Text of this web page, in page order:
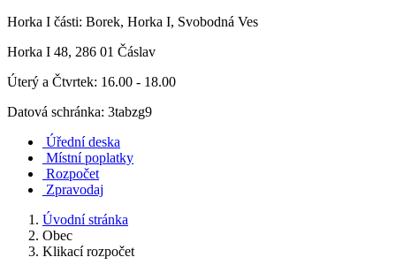
Horka I části: Borek, Horka I, Svobodná Ves
Horka I 48, 286 01 Čáslav
Úterý a Čtvrtek: 16.00 - 18.00
Datová schránka: 3tabzg9
Úřední deska
Místní poplatky
Rozpočet
Zpravodaj
Úvodní stránka
Obec
Klikací rozpočet